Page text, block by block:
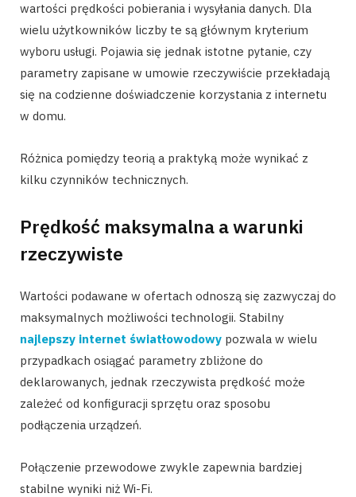
wartości prędkości pobierania i wysyłania danych. Dla
wielu użytkowników liczby te są głównym kryterium
wyboru usługi. Pojawia się jednak istotne pytanie, czy
parametry zapisane w umowie rzeczywiście przekładają
się na codzienne doświadczenie korzystania z internetu
w domu.
Różnica pomiędzy teorią a praktyką może wynikać z
kilku czynników technicznych.
Prędkość maksymalna a warunki
rzeczywiste
Wartości podawane w ofertach odnoszą się zazwyczaj do
maksymalnych możliwości technologii. Stabilny
najlepszy internet światłowodowy pozwala w wielu
przypadkach osiągać parametry zbliżone do
deklarowanych, jednak rzeczywista prędkość może
zależeć od konfiguracji sprzętu oraz sposobu
podłączenia urządzeń.
Połączenie przewodowe zwykle zapewnia bardziej
stabilne wyniki niż Wi-Fi.